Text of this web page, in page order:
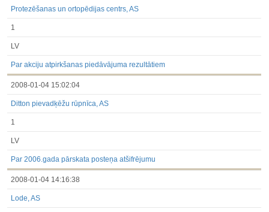
Protezēšanas un ortopēdijas centrs, AS
1
LV
Par akciju atpirkšanas piedāvājuma rezultātiem
2008-01-04 15:02:04
Ditton pievadķēžu rūpnīca, AS
1
LV
Par 2006.gada pārskata posteņa atšifrējumu
2008-01-04 14:16:38
Lode, AS